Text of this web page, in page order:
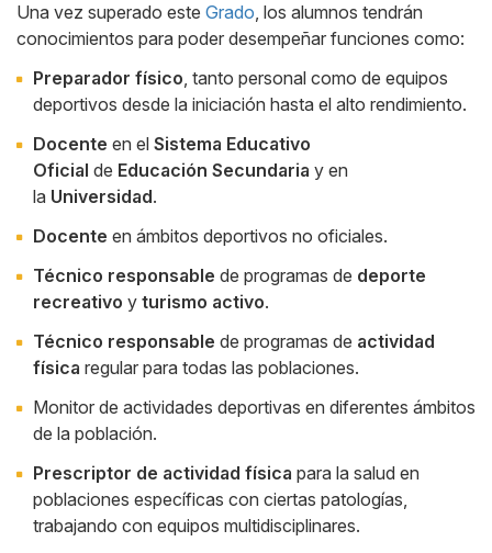
Cuerpo
Una vez superado este Grado, los alumnos tendrán
conocimientos para poder desempeñar funciones como:
Preparador físico, tanto personal como de equipos
deportivos desde la iniciación hasta el alto rendimiento.
Docente en el Sistema Educativo
Oficial de Educación Secundaria y en
la Universidad.
Docente en ámbitos deportivos no oficiales.
Técnico responsable de programas de deporte
recreativo y turismo activo.
Técnico responsable de programas de actividad
física regular para todas las poblaciones.
Monitor de actividades deportivas en diferentes ámbitos
de la población.
Prescriptor de actividad física para la salud en
poblaciones específicas con ciertas patologías,
trabajando con equipos multidisciplinares.